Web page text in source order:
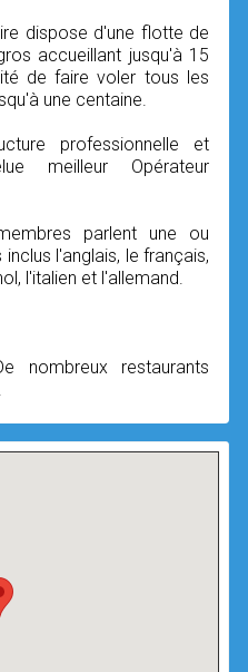
dispose d'une flotte de
accueillant jusqu'à 15
de faire voler tous les
une centaine.
professionnelle et
meilleur Opérateur
parlent une ou
l'anglais, le français,
l'italien et l'allemand.
nombreux restaurants